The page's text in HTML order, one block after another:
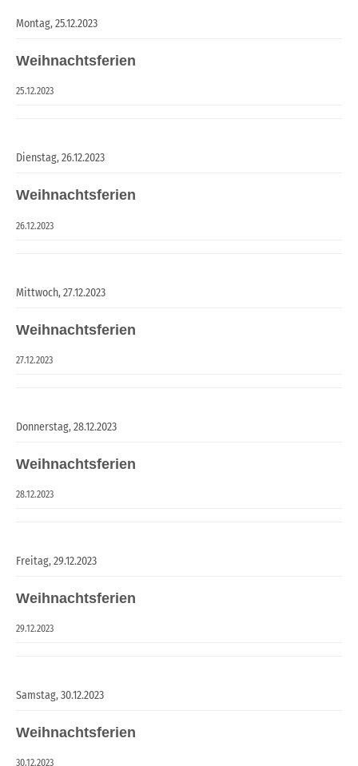
Montag,25.12.2023
Weihnachtsferien
25.12.2023
Dienstag,26.12.2023
Weihnachtsferien
26.12.2023
Mittwoch,27.12.2023
Weihnachtsferien
27.12.2023
Donnerstag,28.12.2023
Weihnachtsferien
28.12.2023
Freitag,29.12.2023
Weihnachtsferien
29.12.2023
Samstag,30.12.2023
Weihnachtsferien
30.12.2023